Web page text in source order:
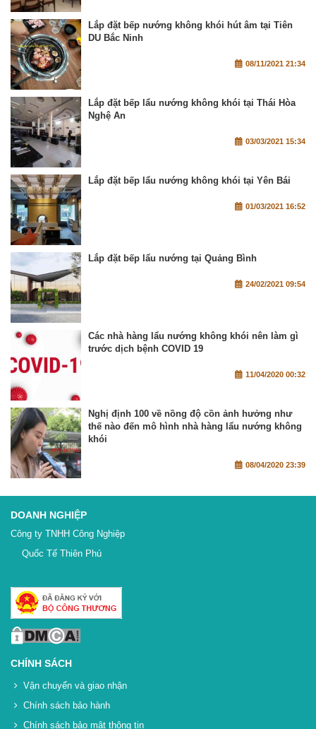
Lắp đặt bếp nướng không khói hút âm tại Tiên
DU Bắc Ninh
08/11/2021 21:34
Lắp đặt bếp lẩu nướng không khói tại Thái Hòa
Nghệ An
03/03/2021 15:34
Lắp đặt bếp lẩu nướng không khói tại Yên Bái
01/03/2021 16:52
Lắp đặt bếp lẩu nướng tại Quảng Bình
24/02/2021 09:54
Các nhà hàng lẩu nướng không khói nên làm gì
trước dịch bệnh COVID 19
11/04/2020 00:32
Nghị định 100 về nồng độ cồn ảnh hưởng như
thế nào đến mô hình nhà hàng lẩu nướng không
khói
08/04/2020 23:39
DOANH NGHIỆP
Công ty TNHH Công Nghiệp
Quốc Tế Thiên Phú
CHÍNH SÁCH
Vận chuyển và giao nhận
Chính sách bảo hành
Chính sách bảo mật thông tin